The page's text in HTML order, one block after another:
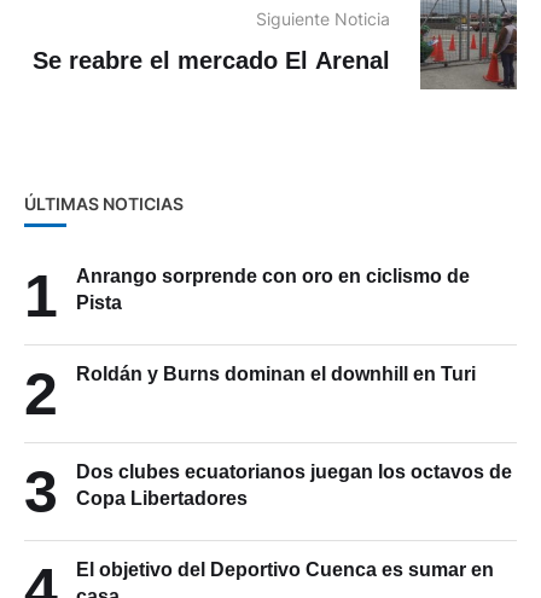
Se reabre el mercado El Arenal
1
Pista
2 Roldán y Burns dominan el downhill en Turi
3
Dos clubes ecuatorianos juegan los octavos de
Copa Libertadores
4
El objetivo del Deportivo Cuenca es sumar en
casa